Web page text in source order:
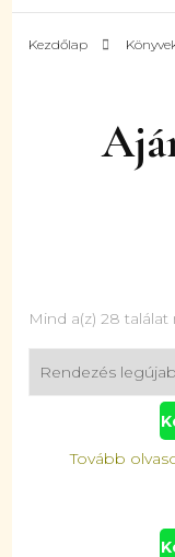
Kezdőlap
Mind a(z) 28
Tovább